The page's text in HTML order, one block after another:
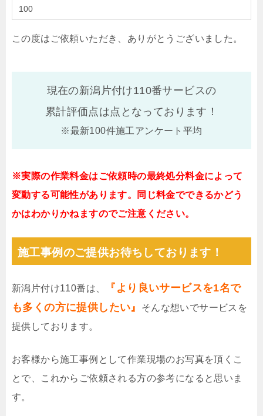
100
この度はご依頼いただき、ありがとうございました。
現在の新潟片付け110番サービスの
累計評価点は点となっております！
※最新100件施工アンケート平均
※実際の作業料金はご依頼時の最終処分料金によって
変動する可能性があります。同じ料金でできるかどう
かはわかりかねますのでご注意ください。
施工事例のご提供お待ちしております！
新潟片付け110番は、
『より良いサービスを1名で
も多くの方に提供したい』
そんな想いでサービスを
提供しております。
お客様から施工事例として作業現場のお写真を頂くこ
とで、これからご依頼される方の参考になると思いま
す。